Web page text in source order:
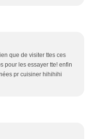
que de visiter ttes ces
pour les essayer tte! enfin
pr cuisiner hihihihi